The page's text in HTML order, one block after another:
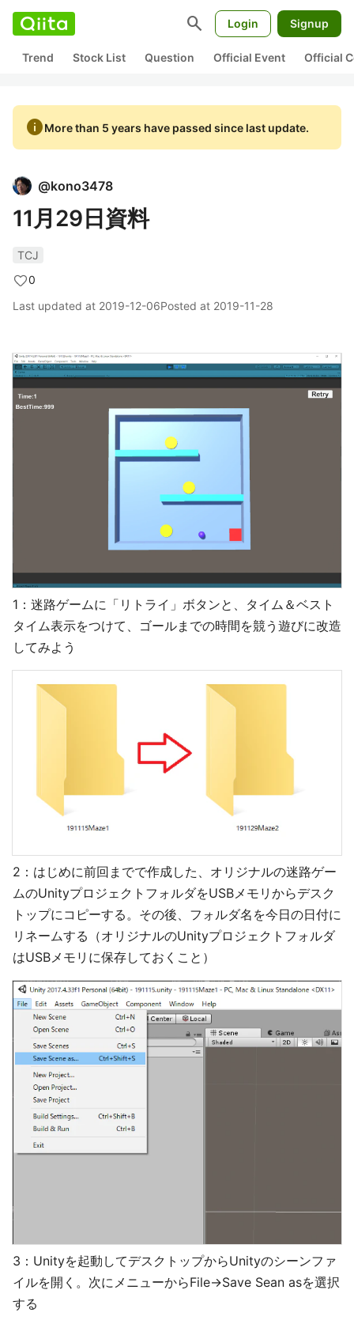
search Login Signup
Trend Stock List Question Official Event Official
infoMore than 5 years have passed since last update.
@kono3478
11月29日資料
TCJ
0
Last updated at 2019-12-06Posted at 2019-11-28
1：迷路ゲームに「リトライ」ボタンと、タイム＆ベスト
タイム表示をつけて、ゴールまでの時間を競う遊びに改造
してみよう
2：はじめに前回までで作成した、オリジナルの迷路ゲー
ムのUnityプロジェクトフォルダをUSBメモリからデスク
トップにコピーする。その後、フォルダ名を今日の日付に
リネームする（オリジナルのUnityプロジェクトフォルダ
はUSBメモリに保存しておくこと）
3：Unityを起動してデスクトップからUnityのシーンファ
イルを開く。次にメニューからFile→Save Sean asを選択
する